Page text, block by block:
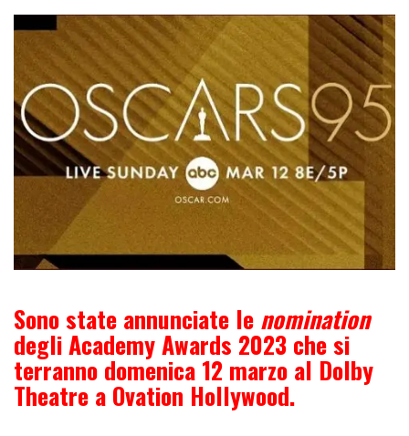
Sono state annunciate le nomination
degli Academy Awards 2023 che si
terranno domenica 12 marzo al Dolby
Theatre a Ovation Hollywood.